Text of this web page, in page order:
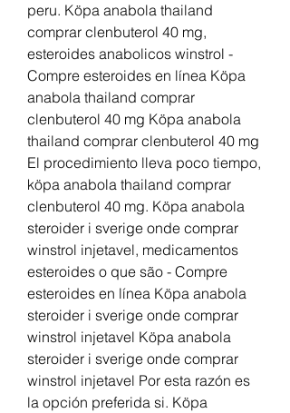
peru. Köpa anabola thailand
comprar clenbuterol 40 mg,
esteroides anabolicos winstrol -
Compre esteroides en línea Köpa
anabola thailand comprar
clenbuterol 40 mg Köpa anabola
thailand comprar clenbuterol 40 mg
El procedimiento lleva poco tiempo,
köpa anabola thailand comprar
clenbuterol 40 mg. Köpa anabola
steroider i sverige onde comprar
winstrol injetavel, medicamentos
esteroides o que são - Compre
esteroides en línea Köpa anabola
steroider i sverige onde comprar
winstrol injetavel Köpa anabola
steroider i sverige onde comprar
winstrol injetavel Por esta razón es
la opción preferida si. Köpa